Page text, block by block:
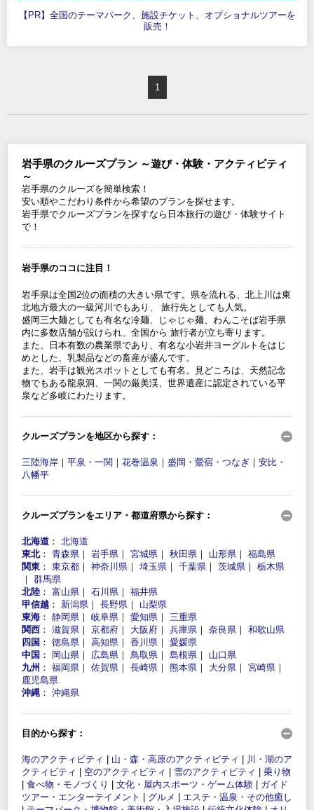
【PR】全国のテーマパーク、施設チケット、オプショナルツアーを
販売！
1
岩手県のクルーズプラン ～遊び・体験・アクティビティ
～
岩手県のクルーズを簡単検索！
安い順やこだわり条件から希望のプランを探せます。
岩手県でクルーズプランを探すなら日本旅行の遊び・体験サイト
で！
岩手県のココに注目！
岩手県は全国2位の面積の大きい県です。県を流れる、北上川は東
北地方最大の一級河川でもあり、 旅行先としても人気。
盛岡三大麺としても有名な冷麺、じゃじゃ麺、わんこそば岩手県
内に多数店舗が設けられ、全国から 旅行者が立ち寄ります。
また、日本有数の農業県であり、有名な小岩井ヨーグルトをはじ
めとした、乳製品などの畜産が盛んです。
また、岩手は観光スポットとしても有名。見どころは、天然記念
物でもある龍泉洞、一関の厳美渓、世界遺産に認定されている平
泉など多岐にわたります。
クルーズプランを地区から探す：
三陸海岸 ｜ 平泉・一関 ｜ 花巻温泉 ｜ 盛岡・鶯宿・つなぎ ｜ 安比・
八幡平
クルーズプランをエリア・都道府県から探す：
北海道 ： 北海道
東北： 青森県 ｜ 岩手県 ｜ 宮城県 ｜ 秋田県 ｜ 山形県 ｜ 福島県
関東 ： 東京都 ｜ 神奈川県 ｜ 埼玉県 ｜ 千葉県 ｜ 茨城県 ｜ 栃木県
｜ 群馬県
北陸 ： 富山県 ｜ 石川県 ｜ 福井県
甲信越 ： 新潟県 ｜ 長野県 ｜ 山梨県
東海 ： 静岡県 ｜ 岐阜県 ｜ 愛知県 ｜ 三重県
関西 ： 滋賀県 ｜ 京都府 ｜ 大阪府 ｜ 兵庫県 ｜ 奈良県 ｜ 和歌山県
四国 ： 徳島県 ｜ 高知県 ｜ 香川県 ｜ 愛媛県
中国 ： 岡山県 ｜ 広島県 ｜ 鳥取県 ｜ 島根県 ｜ 山口県
九州 ： 福岡県 ｜ 佐賀県 ｜ 長崎県 ｜ 熊本県 ｜ 大分県 ｜ 宮崎県 ｜
鹿児島県
沖縄 ： 沖縄県
目的から探す：
海のアクティビティ 山・森・高原のアクティビティ
川・湖のア
クティビティ
空のアクティビティ 雪のアクティビティ
乗り物
食べ物・モノづくり 文化・屋内スポーツ・ゲーム体験
ガイド
ツアー・エンターテイメント
グルメ
エステ・温泉・その他癒し